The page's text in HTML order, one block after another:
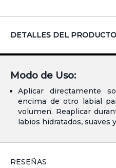
DETALLES DEL PRODUCTO
Modo de Uso:
Aplicar directamente
encima de otro labial
volumen. Reaplicar
labios hidratados, suaves
RESEÑAS